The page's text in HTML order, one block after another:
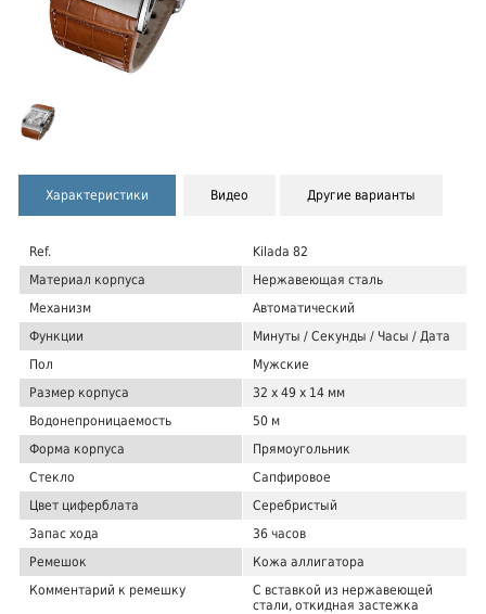
Характеристики Видео Другие варианты
Ref.
Kilada 82
Материал корпуса
Нержавеющая сталь
Механизм
Автоматический
Функции
Минуты / Секунды / Часы / Дата
Пол
Мужские
Размер корпуса
32 x 49 x 14 мм
Водонепроницаемость
50 м
Форма корпуса
Прямоугольник
Стекло
Сапфировое
Цвет циферблата
Серебристый
Запас хода
36 часов
Ремешок
Кожа аллигатора
Комментарий к ремешку
С вставкой из нержавеющей
стали, откидная застежка